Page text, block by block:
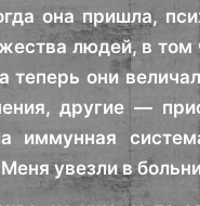
она пришла,
людей, в том
они
другие —
иммунная
увезли в